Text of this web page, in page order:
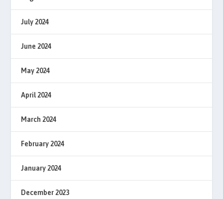
July 2024
June 2024
May 2024
April 2024
March 2024
February 2024
January 2024
December 2023